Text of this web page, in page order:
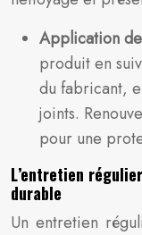
Application
produit en
du fabricant,
joints.
pour une
L’entretien
durable
Un entretien